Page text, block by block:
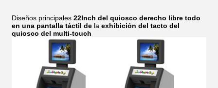
Diseños principales 22Inch del quiosco derecho libre todo
en una pantalla táctil de la exhibición del tacto del
quiosco del multi-touch